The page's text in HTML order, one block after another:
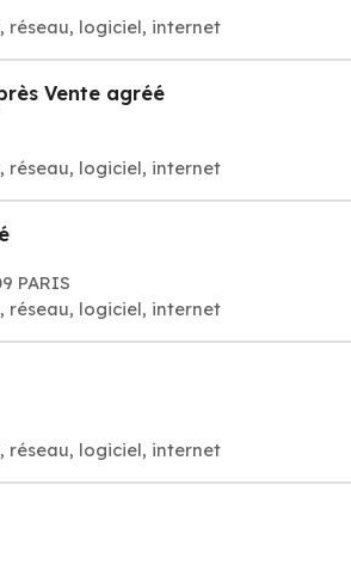
réseau, logiciel, internet
Vente agréé
réseau, logiciel, internet
PARIS
réseau, logiciel, internet
réseau, logiciel, internet